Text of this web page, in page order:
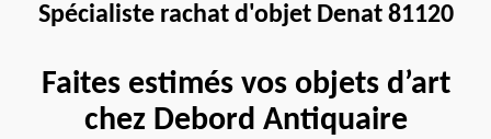
Spécialiste rachat d'objet Denat 81120
Faites estimés vos objets d’art
chez Debord Antiquaire